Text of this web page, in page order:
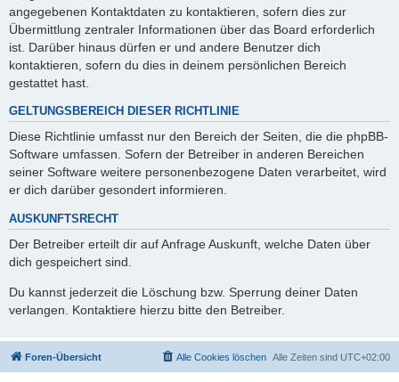
angegebenen Kontaktdaten zu kontaktieren, sofern dies zur
Übermittlung zentraler Informationen über das Board erforderlich
ist. Darüber hinaus dürfen er und andere Benutzer dich
kontaktieren, sofern du dies in deinem persönlichen Bereich
gestattet hast.
GELTUNGSBEREICH DIESER RICHTLINIE
Diese Richtlinie umfasst nur den Bereich der Seiten, die die phpBB-
Software umfassen. Sofern der Betreiber in anderen Bereichen
seiner Software weitere personenbezogene Daten verarbeitet, wird
er dich darüber gesondert informieren.
AUSKUNFTSRECHT
Der Betreiber erteilt dir auf Anfrage Auskunft, welche Daten über
dich gespeichert sind.
Du kannst jederzeit die Löschung bzw. Sperrung deiner Daten
verlangen. Kontaktiere hierzu bitte den Betreiber.
Foren-Übersicht Alle Zeiten sind UTC+02:00
Alle Cookies löschen